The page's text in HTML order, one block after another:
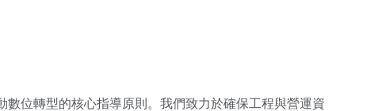
位轉型的核心指導原則。我們致力於確保工程與營運資